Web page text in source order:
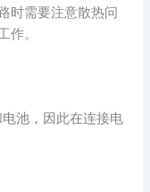
时需要注意散热问
作。
池，因此在连接电